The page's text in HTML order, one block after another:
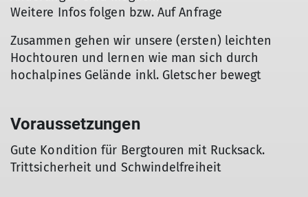
Weitere Infos folgen bzw. Auf Anfrage
Zusammen gehen wir unsere (ersten) leichten
Hochtouren und lernen wie man sich durch
hochalpines Gelände inkl. Gletscher bewegt
Voraussetzungen
Gute Kondition für Bergtouren mit Rucksack.
Trittsicherheit und Schwindelfreiheit